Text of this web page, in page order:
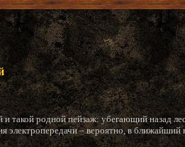
и такой родной пейзаж: убегающий назад
электропередачи – вероятно, в ближайший